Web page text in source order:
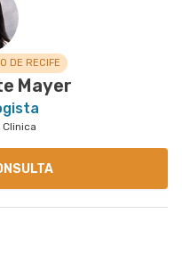
DE RECIFE
Mayer